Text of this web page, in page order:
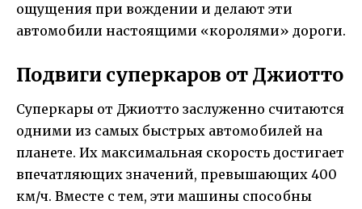
ощущения при вождении и делают эти
автомобили настоящими «королями» дороги.
Подвиги суперкаров от Джиотто
Суперкары от Джиотто заслуженно считаются
одними из самых быстрых автомобилей на
планете. Их максимальная скорость достигает
впечатляющих значений, превышающих 400
км/ч. Вместе с тем, эти машины способны